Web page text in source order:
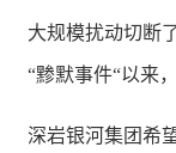
大规模扰动切断
“黪默事件“以来
深岩银河集团希